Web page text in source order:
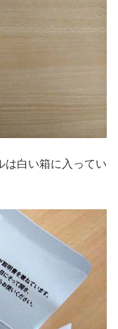
は白い箱に入ってい